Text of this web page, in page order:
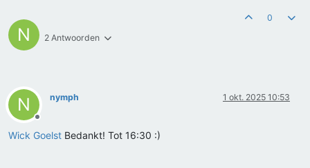
N 2 Antwoorden
0
N
Offline
nymph 1 okt. 2025 10:53
Wick Goelst Bedankt! Tot 16:30 :)